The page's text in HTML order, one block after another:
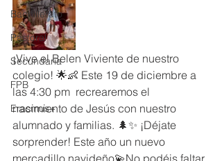
Bachillerato
Pastoral
Secundaria
FPB
Erasmus+
¡Vive el Belen Viviente de nuestro
colegio! 🌟👶 Este 19 de diciembre a
las 4:30 pm  recrearemos el
nacimiento de Jesús con nuestro
alumnado y familias. 🌲✨ ¡Déjate
sorprender! Este año un nuevo
mercadillo navideño💫No podéis faltar